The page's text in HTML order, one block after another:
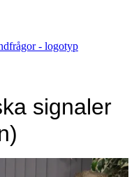
signaler